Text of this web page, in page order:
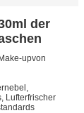
der
upvon
Lufterfrischer